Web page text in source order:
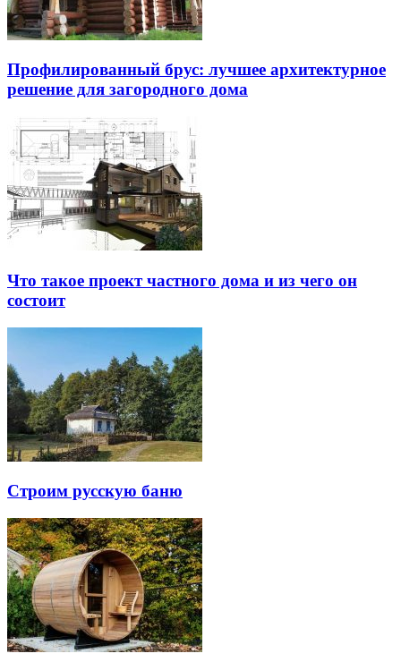
Профилированный брус: лучшее архитектурное
решение для загородного дома
Что такое проект частного дома и из чего он
состоит
Строим русскую баню